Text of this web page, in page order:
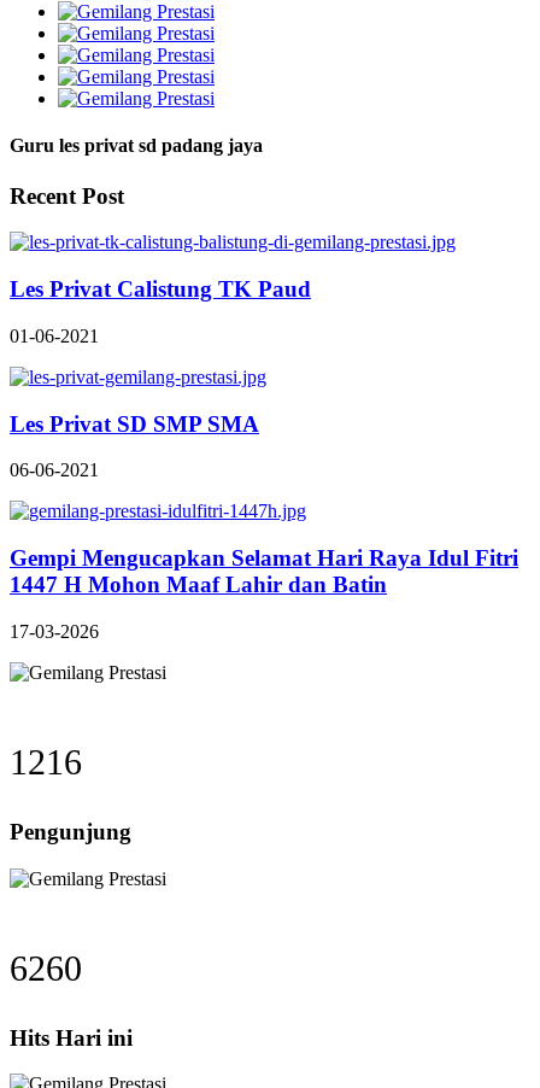
Guru les privat sd padang jaya
Recent Post
Les Privat Calistung TK Paud
01-06-2021
Les Privat SD SMP SMA
06-06-2021
Gempi Mengucapkan Selamat Hari Raya Idul Fitri
1447 H Mohon Maaf Lahir dan Batin
17-03-2026
1216
Pengunjung
6260
Hits Hari ini